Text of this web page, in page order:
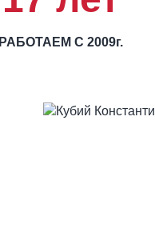
РАБОТАЕМ С 2009г.